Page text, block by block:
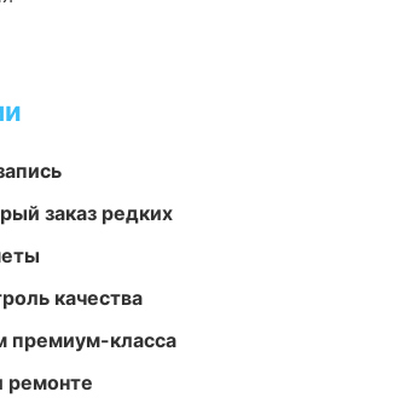
заказ редких
качества
премиум-класса
ремонте